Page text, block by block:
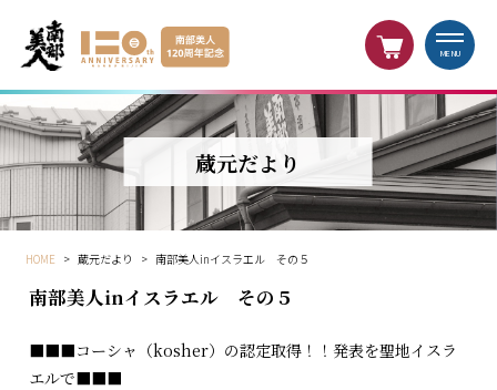
MENU
蔵元だより
HOME > 蔵元だより > 南部美人inイスラエル その５
南部美人inイスラエル その５
■■■コーシャ（kosher）の認定取得！！発表を聖地イスラ
エルで■■■